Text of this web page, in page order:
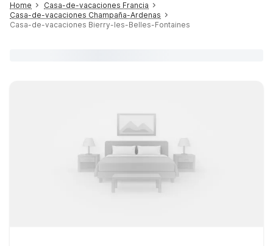
Home
Casa-de-vacaciones Francia
Casa-de-vacaciones Champaña-Ardenas
Casa-de-vacaciones Bierry-les-Belles-Fontaines